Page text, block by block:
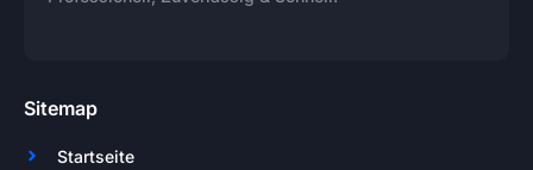
Sitemap
Startseite